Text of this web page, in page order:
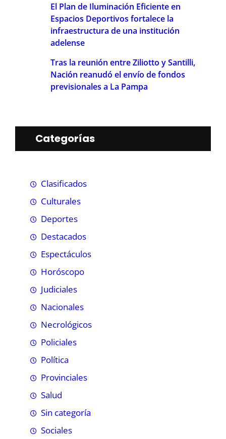
El Plan de Iluminación Eficiente en
Espacios Deportivos fortalece la
infraestructura de una institución
adelense
Tras la reunión entre Ziliotto y Santilli,
Nación reanudó el envío de fondos
previsionales a La Pampa
Categorías
Clasificados
Culturales
Deportes
Destacados
Espectáculos
Horóscopo
Judiciales
Nacionales
Necrológicos
Policiales
Política
Provinciales
Salud
Sin categoría
Sociales